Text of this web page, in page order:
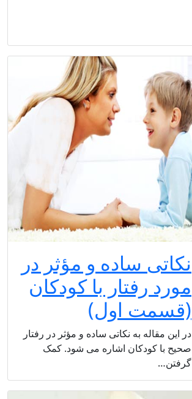
نکاتی ساده و مؤثر در
مورد رفتار با کودکان
(قسمت اول)
در این مقاله به نکاتی ساده و مؤثر در رفتار
صحیح با کودکان اشاره می شود. کمک
گرفتن…